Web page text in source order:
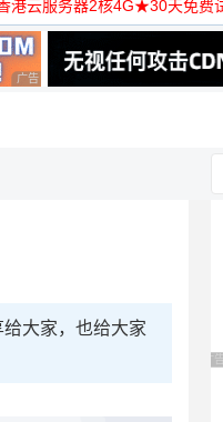
云服务器2核4G★30天免费
广告 商业广告，理性选择
大家，也给大家
广